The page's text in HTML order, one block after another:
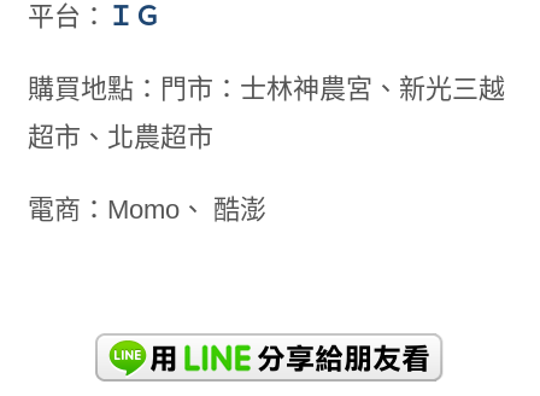
平台： ＩＧ
購買地點：門市：士林神農宮、新光三越
超市、北農超市
電商：Momo、 酷澎